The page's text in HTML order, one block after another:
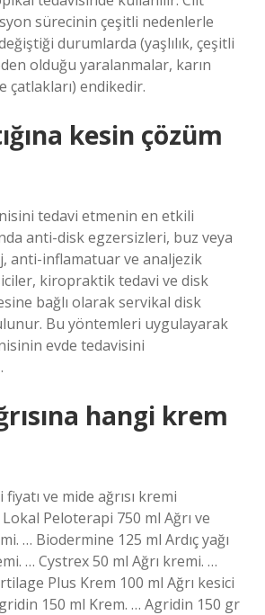
sürecinin çeşitli nedenlerle
durumlarda (yaşlılık, çeşitli
olduğu yaralanmalar, karın
çatlakları) endikedir.
kesin çözüm
tedavi etmenin en etkili
anti-disk egzersizleri, buz veya
anti-inflamatuar ve analjezik
kiropraktik tedavi ve disk
bağlı olarak servikal disk
Bu yöntemleri uygulayarak
evde tedavisini
hangi krem
fiyatı ve mide ağrısı kremi
Peloterapi 750 ml Ağrı ve
… Biodermine 125 ml Ardıç yağı
… Cystrex 50 ml Ağrı kremi. …
Plus Krem 100 ml Ağrı kesici
150 ml Krem. … Agridin 150 gr